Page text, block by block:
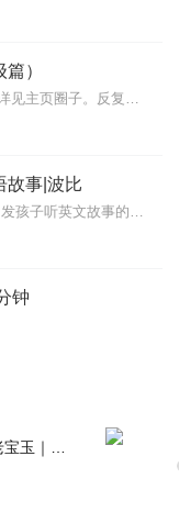
）
欢迎加入英语学习群共同学习，详见主页圈子。反复多听英文母语者的发音，真正提高英语听力水平学习方法：录音一共播放四遍。先以自然語速播放兩遍，你可以猜測一下錄音說的...
故事|波比
育儿专家汪培珽曾说过，“真正引发孩子听英文故事的，是故事，而不是英文。当孩子想听一个故事的时候，哪里管他是中文还是英文。”想让孩子更好的开启英语启蒙，精彩有趣...
钟